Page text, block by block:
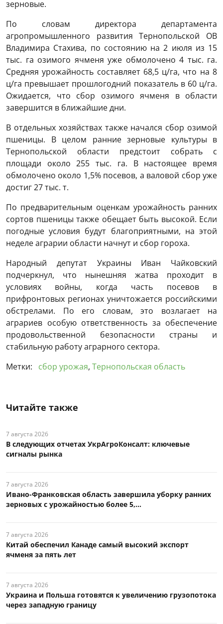
зерновые.
По словам директора департамента
агропромышленного развития Тернопольской ОВ
Владимира Стахива, по состоянию на 2 июля из 15
тыс. га озимого ячменя уже обмолочено 4 тыс. га.
Средняя урожайность составляет 68,5 ц/га, что на 8
ц/га превышает прошлогодний показатель в 60 ц/га.
Ожидается, что сбор озимого ячменя в области
завершится в ближайшие дни.
В отдельных хозяйствах также начался сбор озимой
пшеницы. В целом ранние зерновые культуры в
Тернопольской области предстоит собрать с
площади около 255 тыс. га. В настоящее время
обмолочено около 1,5% посевов, а валовой сбор уже
достиг 27 тыс. т.
По предварительным оценкам урожайность ранних
сортов пшеницы также обещает быть высокой. Если
погодные условия будут благоприятными, на этой
неделе аграрии области начнут и сбор гороха.
Народный депутат Украины Иван Чайковский
подчеркнул, что нынешняя жатва проходит в
условиях войны, когда часть посевов в
прифронтовых регионах уничтожается российскими
обстрелами. По его словам, это возлагает на
аграриев особую ответственность за обеспечение
продовольственной безопасности страны и
стабильную работу аграрного сектора.
Метки:
сбор урожая, Тернопольская область
Читайте также
7 августа 2026
В следующих отчетах УкрАгроКонсалт: ключевые
сигналы рынка
7 августа 2026
Ивано-Франковская область завершила уборку ранних
зерновых с урожайностью более 5,...
7 августа 2026
Китай обеспечил Канаде самый высокий экспорт
ячменя за пять лет
7 августа 2026
Украина и Польша готовятся к увеличению грузопотока
через западную границу